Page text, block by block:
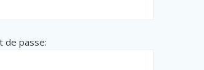
de passe: